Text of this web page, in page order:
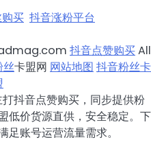
买 抖音涨粉平台
抖音点赞购买All
丝卡盟网 网站地图 抖音粉丝卡
抖音点赞购买，同步提供粉
低价货源直供，安全稳定。下
账号运营流量需求。